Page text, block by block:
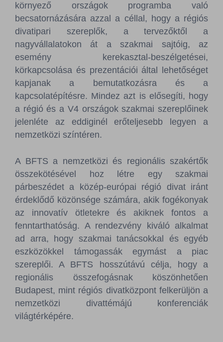
környező országok programba való
becsatornázására azzal a céllal, hogy a régiós
divatipari szereplők, a tervezőktől a
nagyvállalatokon át a szakmai sajtóig, az
esemény kerekasztal-beszélgetései,
körkapcsolása és prezentációi által lehetőséget
kapjanak a bemutatkozásra és a
kapcsolatépítésre. Mindez azt is elősegíti, hogy
a régió és a V4 országok szakmai szereplőinek
jelenléte az eddiginél erőteljesebb legyen a
nemzetközi színtéren.
A BFTS a nemzetközi és regionális szakértők
összekötésével hoz létre egy szakmai
párbeszédet a közép-európai régió divat iránt
érdeklődő közönsége számára, akik fogékonyak
az innovatív ötletekre és akiknek fontos a
fenntarthatóság. A rendezvény kiváló alkalmat
ad arra, hogy szakmai tanácsokkal és egyéb
eszközökkel támogassák egymást a piac
szereplői. A BFTS hosszútávú célja, hogy a
regionális összefogásnak köszönhetően
Budapest, mint régiós divatközpont felkerüljön a
nemzetközi divattémájú konferenciák
világtérképére.